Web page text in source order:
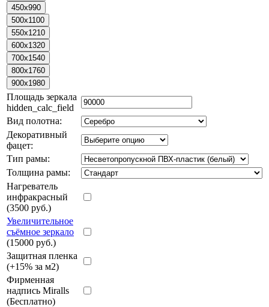
Площадь зеркала
hidden_calc_field
Вид полотна:
Декоративный
фацет:
Тип рамы:
Толщина рамы:
Нагреватель
инфракрасный
(3500 руб.)
Увеличительное
съёмное зеркало
(15000 руб.)
Защитная пленка
(+15% за м2)
Фирменная
надпись Miralls
(Бесплатно)